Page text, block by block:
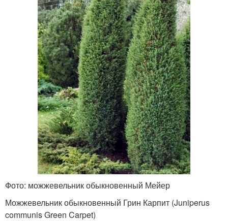
Фото: можжевельник обыкновенный Мейер
Можжевельник обыкновенный Грин Карпит (Juniperus
communis Green Carpet)